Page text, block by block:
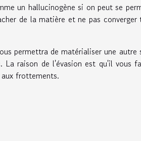
un hallucinogène si on peut se
de la matière et ne pas
permettra de matérialiser une
raison de l'évasion est qu'il vous
frottements.